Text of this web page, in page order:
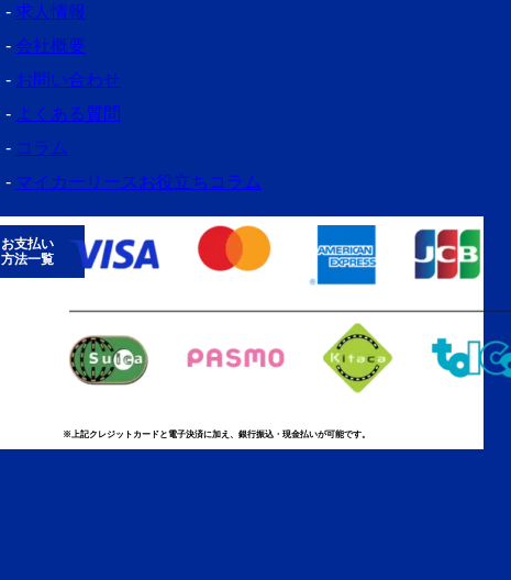
求人情報
会社概要
お問い合わせ
よくある質問
コラム
マイカーリースお役立ちコラム
お支払い
方法一覧
※上記クレジットカードと電子決済に加え、銀行振込・現金払いが可能です。